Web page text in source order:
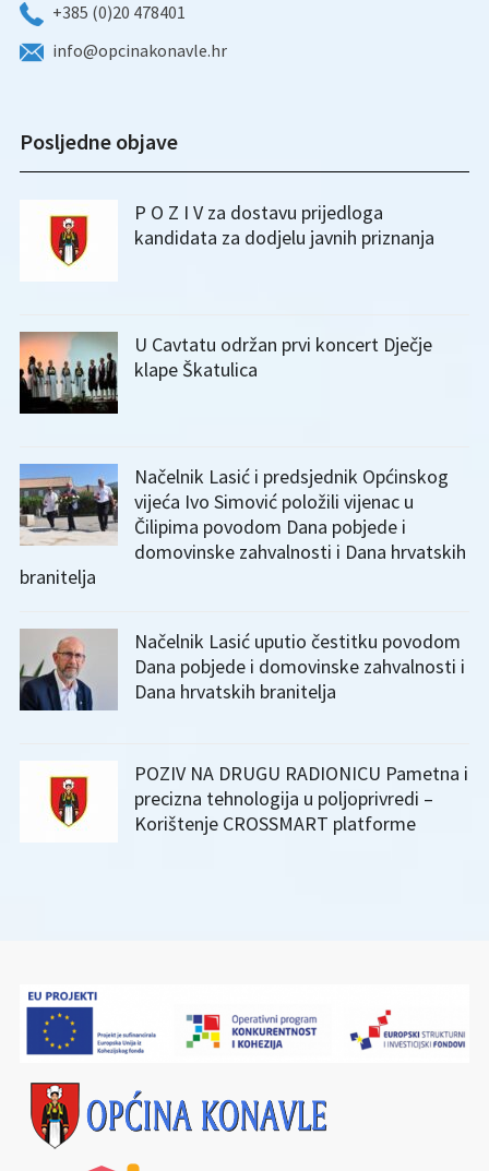
+385 (0)20 478401
info@opcinakonavle.hr
Posljedne objave
P O Z I V za dostavu prijedloga
kandidata za dodjelu javnih priznanja
U Cavtatu održan prvi koncert Dječje
klape Škatulica
Načelnik Lasić i predsjednik Općinskog
vijeća Ivo Simović položili vijenac u
Čilipima povodom Dana pobjede i
domovinske zahvalnosti i Dana hrvatskih
branitelja
Načelnik Lasić uputio čestitku povodom
Dana pobjede i domovinske zahvalnosti i
Dana hrvatskih branitelja
POZIV NA DRUGU RADIONICU Pametna i
precizna tehnologija u poljoprivredi –
Korištenje CROSSMART platforme